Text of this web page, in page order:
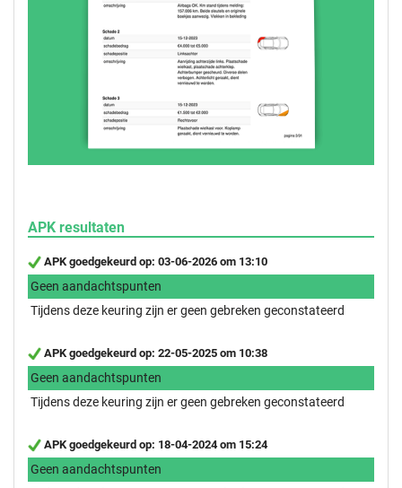
APK resultaten
APK goedgekeurd op: 03-06-2026 om 13:10
Geen aandachtspunten
Tijdens deze keuring zijn er geen gebreken geconstateerd
APK goedgekeurd op: 22-05-2025 om 10:38
Geen aandachtspunten
Tijdens deze keuring zijn er geen gebreken geconstateerd
APK goedgekeurd op: 18-04-2024 om 15:24
Geen aandachtspunten